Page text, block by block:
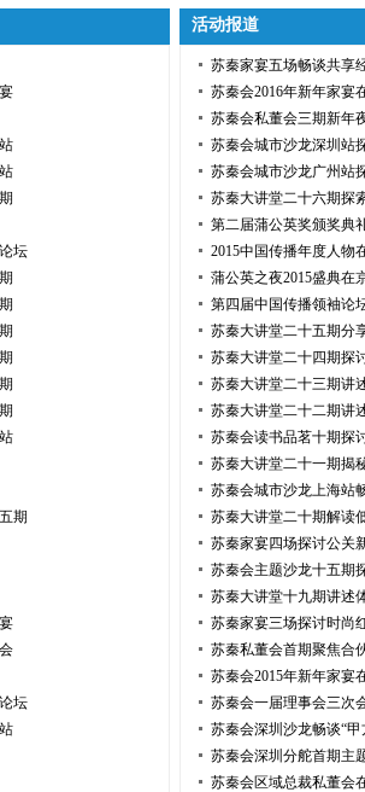
坛
期
坛
活动报道
苏秦家宴五场畅谈共享
苏秦会2016年新年家宴
苏秦会私董会三期新年
苏秦会城市沙龙深圳站
苏秦会城市沙龙广州站
苏秦大讲堂二十六期探
第二届蒲公英奖颁奖典
2015中国传播年度人物
蒲公英之夜2015盛典在
第四届中国传播领袖论
苏秦大讲堂二十五期分
苏秦大讲堂二十四期探
苏秦大讲堂二十三期讲
苏秦大讲堂二十二期讲
苏秦会读书品茗十期探
苏秦大讲堂二十一期揭
苏秦会城市沙龙上海站
苏秦大讲堂二十期解读
苏秦家宴四场探讨公关
苏秦会主题沙龙十五期
苏秦大讲堂十九期讲述
苏秦家宴三场探讨时尚
苏秦私董会首期聚焦合
苏秦会2015年新年家宴
苏秦会一届理事会三次
苏秦会深圳沙龙畅谈“甲
苏秦会深圳分舵首期主
苏秦会区域总裁私董会